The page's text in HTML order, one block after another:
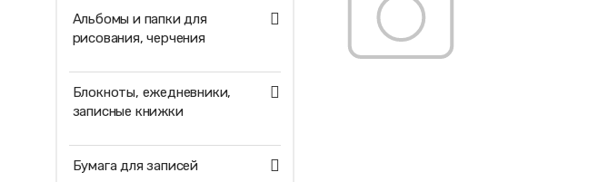
Альбомы и папки для
рисования, черчения
Блокноты, ежедневники,
записные книжки
Бумага для записей